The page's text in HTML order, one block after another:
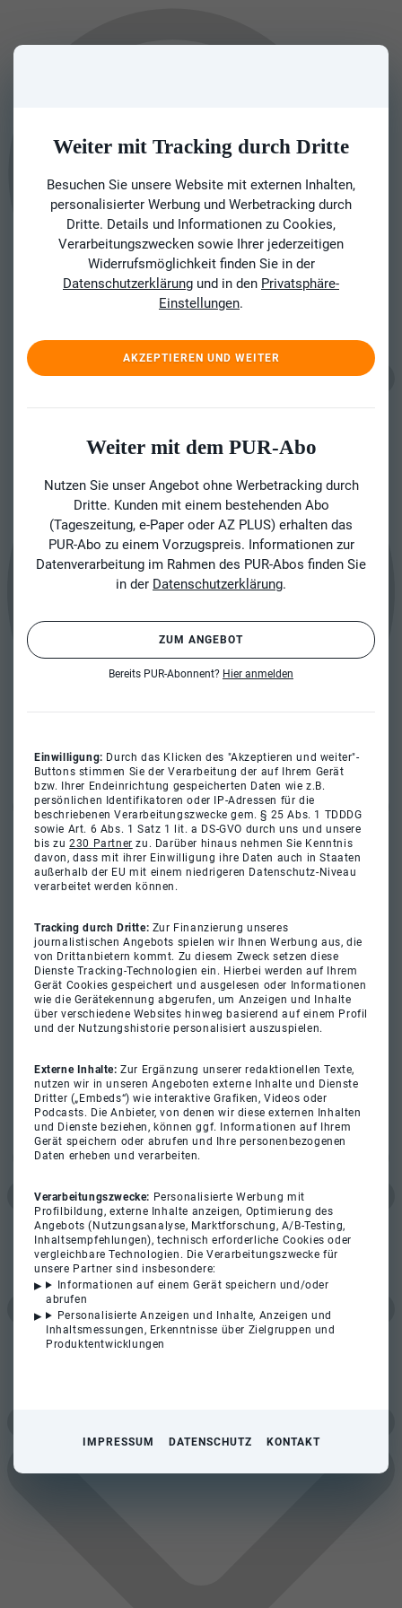
Weiter mit Tracking durch Dritte
Besuchen Sie unsere Website mit externen Inhalten,
personalisierter Werbung und Werbetracking durch
Dritte. Details und Informationen zu Cookies,
Verarbeitungszwecken sowie Ihrer jederzeitigen
Widerrufsmöglichkeit finden Sie in der
Datenschutzerklärung und in den Privatsphäre-
Einstellungen.
AKZEPTIEREN UND WEITER
Weiter mit dem PUR-Abo
Nutzen Sie unser Angebot ohne Werbetracking durch
Dritte. Kunden mit einem bestehenden Abo
(Tageszeitung, e-Paper oder AZ PLUS) erhalten das
PUR-Abo zu einem Vorzugspreis. Informationen zur
Datenverarbeitung im Rahmen des PUR-Abos finden Sie
in der Datenschutzerklärung.
ZUM ANGEBOT
Bereits PUR-Abonnent? Hier anmelden
Einwilligung: Durch das Klicken des "Akzeptieren und weiter"-
Buttons stimmen Sie der Verarbeitung der auf Ihrem Gerät
bzw. Ihrer Endeinrichtung gespeicherten Daten wie z.B.
persönlichen Identifikatoren oder IP-Adressen für die
beschriebenen Verarbeitungszwecke gem. § 25 Abs. 1 TDDDG
sowie Art. 6 Abs. 1 Satz 1 lit. a DS-GVO durch uns und unsere
bis zu230 Partner zu. Darüber hinaus nehmen Sie Kenntnis
davon, dass mit ihrer Einwilligung ihre Daten auch in Staaten
außerhalb der EU mit einem niedrigeren Datenschutz-Niveau
verarbeitet werden können.
Tracking durch Dritte: Zur Finanzierung unseres
journalistischen Angebots spielen wir Ihnen Werbung aus, die
von Drittanbietern kommt. Zu diesem Zweck setzen diese
Dienste Tracking-Technologien ein. Hierbei werden auf Ihrem
Gerät Cookies gespeichert und ausgelesen oder Informationen
wie die Gerätekennung abgerufen, um Anzeigen und Inhalte
über verschiedene Websites hinweg basierend auf einem Profil
und der Nutzungshistorie personalisiert auszuspielen.
Externe Inhalte:Zur Ergänzung unserer redaktionellen Texte,
nutzen wir in unseren Angeboten externe Inhalte und Dienste
Dritter („Embeds“) wie interaktive Grafiken, Videos oder
Podcasts. Die Anbieter, von denen wir diese externen Inhalten
und Dienste beziehen, können ggf. Informationen auf Ihrem
Gerät speichern oder abrufen und Ihre personenbezogenen
Daten erheben und verarbeiten.
Verarbeitungszwecke: Personalisierte Werbung mit
Profilbildung, externe Inhalte anzeigen, Optimierung des
Angebots (Nutzungsanalyse, Marktforschung, A/B-Testing,
Inhaltsempfehlungen), technisch erforderliche Cookies oder
vergleichbare Technologien. Die Verarbeitungszwecke für
unsere Partner sind insbesondere:
Informationen auf einem Gerät speichern und/oder
abrufen
Personalisierte Anzeigen und Inhalte, Anzeigen und
Inhaltsmessungen, Erkenntnisse über Zielgruppen und
Produktentwicklungen
IMPRESSUM DATENSCHUTZ KONTAKT